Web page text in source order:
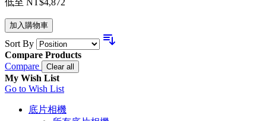
加入購物車
Sort By
Compare Products
Compare
Clear all
My Wish List
Go to Wish List
底片相機